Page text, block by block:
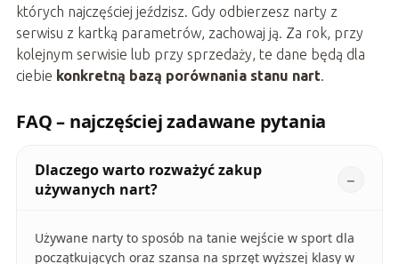
których najczęściej jeździsz. Gdy odbierzesz narty z
serwisu z kartką parametrów, zachowaj ją. Za rok, przy
kolejnym serwisie lub przy sprzedaży, te dane będą dla
ciebie konkretną bazą porównania stanu nart.
FAQ – najczęściej zadawane pytania
Dlaczego warto rozważyć zakup
używanych nart?
Używane narty to sposób na tanie wejście w sport dla
początkujących oraz szansa na sprzęt wyższej klasy w